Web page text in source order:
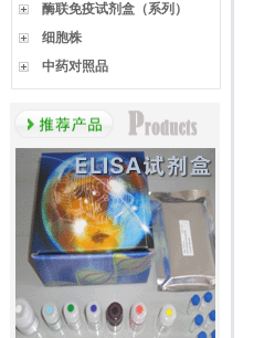
酶联免疫试剂盒（系列）
细胞株
中药对照品